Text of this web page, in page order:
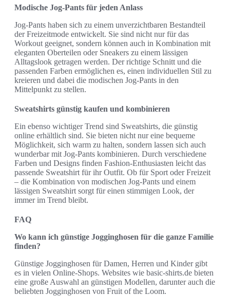
Modische Jog-Pants für jeden Anlass
Jog-Pants haben sich zu einem unverzichtbaren Bestandteil
der Freizeitmode entwickelt. Sie sind nicht nur für das
Workout geeignet, sondern können auch in Kombination mit
eleganten Oberteilen oder Sneakers zu einem lässigen
Alltagslook getragen werden. Der richtige Schnitt und die
passenden Farben ermöglichen es, einen individuellen Stil zu
kreieren und dabei die modischen Jog-Pants in den
Mittelpunkt zu stellen.
Sweatshirts günstig kaufen und kombinieren
Ein ebenso wichtiger Trend sind Sweatshirts, die günstig
online erhältlich sind. Sie bieten nicht nur eine bequeme
Möglichkeit, sich warm zu halten, sondern lassen sich auch
wunderbar mit Jog-Pants kombinieren. Durch verschiedene
Farben und Designs finden Fashion-Enthusiasten leicht das
passende Sweatshirt für ihr Outfit. Ob für Sport oder Freizeit
– die Kombination von modischen Jog-Pants und einem
lässigen Sweatshirt sorgt für einen stimmigen Look, der
immer im Trend bleibt.
FAQ
Wo kann ich günstige Jogginghosen für die ganze Familie
finden?
Günstige Jogginghosen für Damen, Herren und Kinder gibt
es in vielen Online-Shops. Websites wie basic-shirts.de bieten
eine große Auswahl an günstigen Modellen, darunter auch die
beliebten Jogginghosen von Fruit of the Loom.